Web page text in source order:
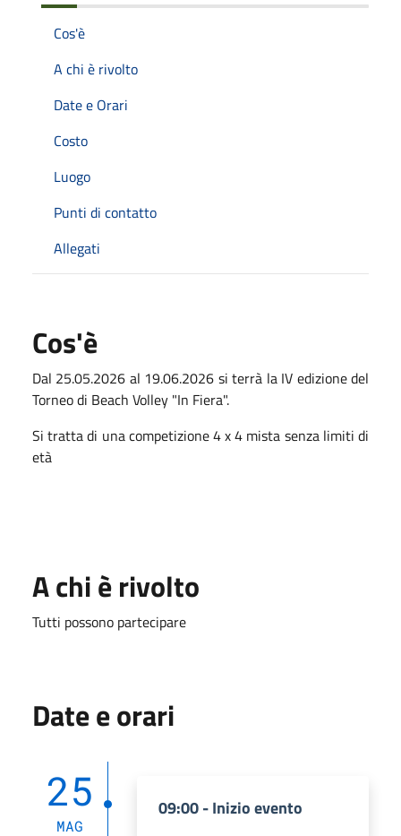
Cos'è
A chi è rivolto
Date e Orari
Costo
Luogo
Punti di contatto
Allegati
Cos'è
Dal 25.05.2026 al 19.06.2026 si terrà la IV edizione del
Torneo di Beach Volley "In Fiera".
Si tratta di una competizione 4 x 4 mista senza limiti di
età
A chi è rivolto
Tutti possono partecipare
Date e orari
25
MAG
09:00 - Inizio evento